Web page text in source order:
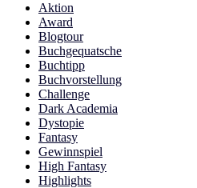
Aktion
Award
Blogtour
Buchgequatsche
Buchtipp
Buchvorstellung
Challenge
Dark Academia
Dystopie
Fantasy
Gewinnspiel
High Fantasy
Highlights